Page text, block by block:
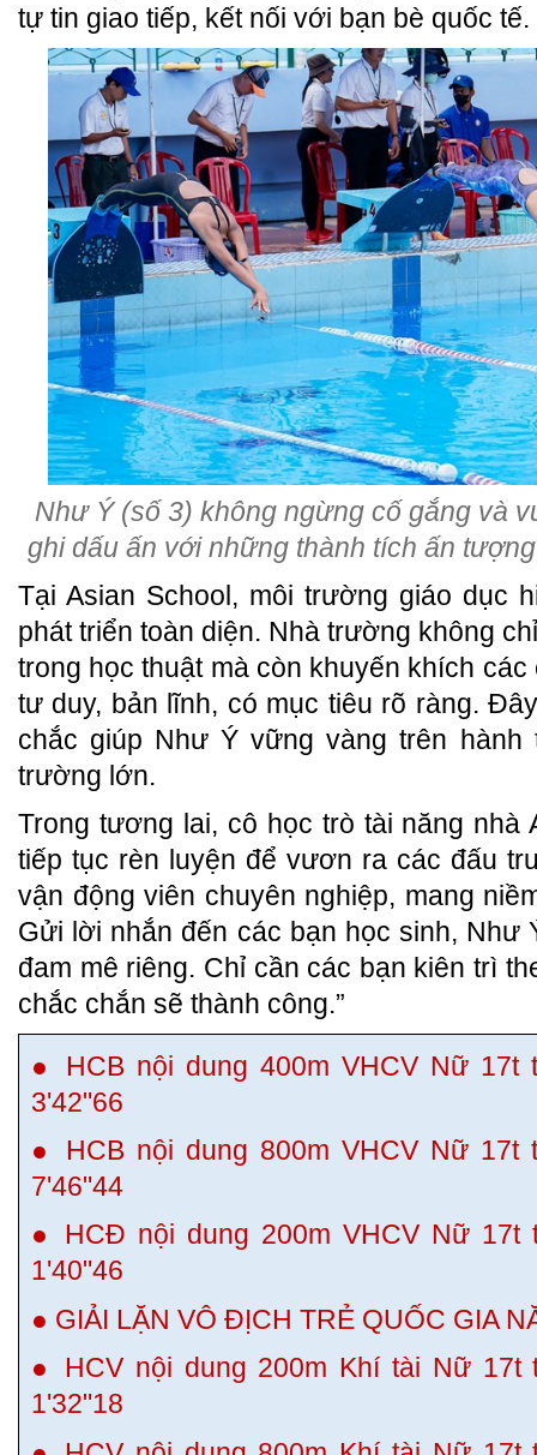
tự tin giao tiếp, kết nối với bạn bè quốc tế.
Như Ý (số 3) không ngừng cố gắng và
ghi dấu ấn với những thành tích ấn
Tại Asian School, môi trường giáo dục
phát triển toàn diện. Nhà trường không
trong học thuật mà còn khuyến khích
tư duy, bản lĩnh, có mục tiêu rõ ràng.
chắc giúp Như Ý vững vàng trên hành
trường lớn.
Trong tương lai, cô học trò tài năng nhà
tiếp tục rèn luyện để vươn ra các đấu
vận động viên chuyên nghiệp, mang
Gửi lời nhắn đến các bạn học sinh, Như
đam mê riêng. Chỉ cần các bạn kiên trì
chắc chắn sẽ thành công.”
● HCB nội dung 400m VHCV Nữ 17t
3'42"66
● HCB nội dung 800m VHCV Nữ 17t
7'46"44
● HCĐ nội dung 200m VHCV Nữ 17t
1'40"46
● GIẢI LẶN VÔ ĐỊCH TRẺ QUỐC GIA
● HCV nội dung 200m Khí tài Nữ 17t
1'32"18